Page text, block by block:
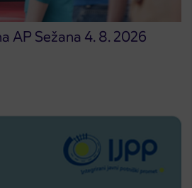
AP Sežana 4. 8. 2026